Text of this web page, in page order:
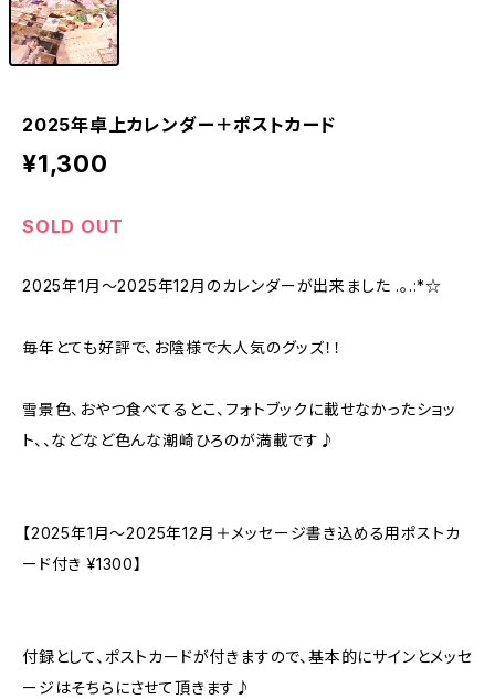
2025年卓上カレンダー＋ポストカード
¥1,300
SOLD OUT
2025年1月〜2025年12月のカレンダーが出来ました .｡.:*☆
毎年とても好評で、お陰様で大人気のグッズ！！
雪景色、おやつ食べてるとこ、フォトブックに載せなかったショッ
ト、、などなど色んな潮崎ひろのが満載です♪
【2025年1月〜2025年12月＋メッセージ書き込める用ポストカ
ード付き ¥1300】
付録として、ポストカードが付きますので、基本的にサインとメッセ
ージはそちらにさせて頂きます♪